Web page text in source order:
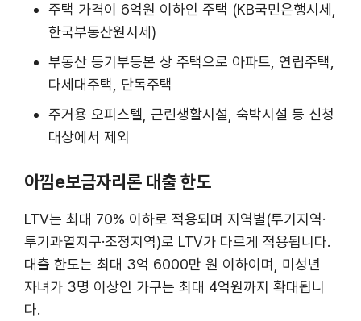
주택 가격이 6억원 이하인 주택 (KB국민은행시세,
한국부동산원시세)
부동산 등기부등본 상 주택으로 아파트, 연립주택,
다세대주택, 단독주택
주거용 오피스텔, 근린생활시설, 숙박시설 등 신청
대상에서 제외
아낌e보금자리론 대출 한도
LTV는 최대 70% 이하로 적용되며 지역별(투기지역·
투기과열지구·조정지역)로 LTV가 다르게 적용됩니다.
대출 한도는 최대 3억 6000만 원 이하이며, 미성년
자녀가 3명 이상인 가구는 최대 4억원까지 확대됩니
다.